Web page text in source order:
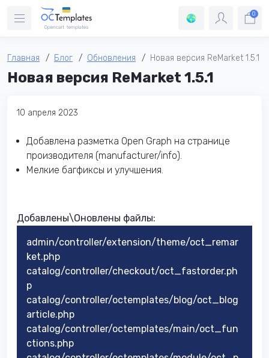
0
Главная Блог Обновления Новая версия ReMarket 1.5.1
Новая версия ReMarket 1.5.1
10 апреля 2023
Добавлена разметка Open Graph на странице
производителя (manufacturer/info).
Мелкие багфиксы и улучшения.
Добавлены\Оновлены файлы:​
admin/controller/extension/theme/oct_remar
ket.php
catalog/controller/checkout/oct_fastorder.ph
p
catalog/controller/octemplates/blog/oct_blog
article.php
catalog/controller/octemplates/main/oct_fun
ctions.php